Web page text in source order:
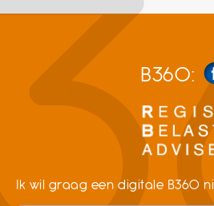
B360:
Ik wil graag een digitale B360